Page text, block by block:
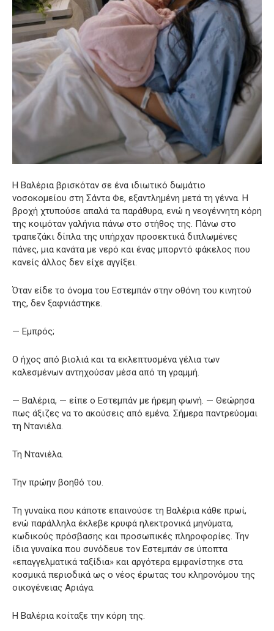
Η Βαλέρια βρισκόταν σε ένα ιδιωτικό δωμάτιο
νοσοκομείου στη Σάντα Φε, εξαντλημένη μετά τη γέννα. Η
βροχή χτυπούσε απαλά τα παράθυρα, ενώ η νεογέννητη κόρη
της κοιμόταν γαλήνια πάνω στο στήθος της. Πάνω στο
τραπεζάκι δίπλα της υπήρχαν προσεκτικά διπλωμένες
πάνες, μια κανάτα με νερό και ένας μπορντό φάκελος που
κανείς άλλος δεν είχε αγγίξει.
Όταν είδε το όνομα του Εστεμπάν στην οθόνη του κινητού
της, δεν ξαφνιάστηκε.
— Εμπρός;
Ο ήχος από βιολιά και τα εκλεπτυσμένα γέλια των
καλεσμένων αντηχούσαν μέσα από τη γραμμή.
— Βαλέρια, — είπε ο Εστεμπάν με ήρεμη φωνή. — Θεώρησα
πως άξιζες να το ακούσεις από εμένα. Σήμερα παντρεύομαι
τη Ντανιέλα.
Τη Ντανιέλα.
Την πρώην βοηθό του.
Τη γυναίκα που κάποτε επαινούσε τη Βαλέρια κάθε πρωί,
ενώ παράλληλα έκλεβε κρυφά ηλεκτρονικά μηνύματα,
κωδικούς πρόσβασης και προσωπικές πληροφορίες. Την
ίδια γυναίκα που συνόδευε τον Εστεμπάν σε ύποπτα
«επαγγελματικά ταξίδια» και αργότερα εμφανίστηκε στα
κοσμικά περιοδικά ως ο νέος έρωτας του κληρονόμου της
οικογένειας Αριάγα.
Η Βαλέρια κοίταξε την κόρη της.